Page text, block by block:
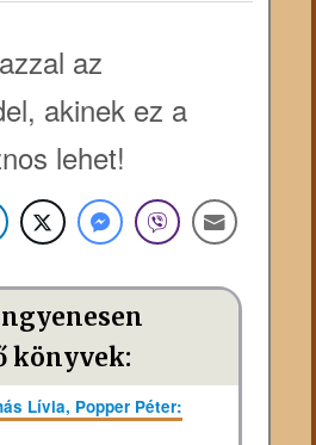
az
akinek ez a
lehet!
könyvek:
Lívia, Popper Péter: